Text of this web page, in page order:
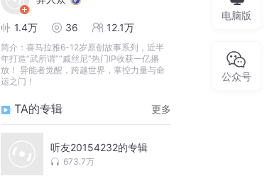
1.4万 36 12.1万
简介： 喜马拉雅6-12岁原创故事系列，近半
年打造“武所谓”“戚丝尼”热门IP收获一亿播
放！ 异能者觉醒，跨越世界，掌控力量与命
运之门！
TA的专辑 更多
听友20154232的专辑
673.7万
电脑版
公众号